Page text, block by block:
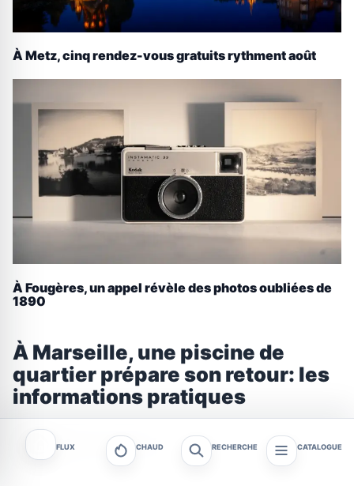
À Metz, cinq rendez-vous gratuits rythment août
À Fougères, un appel révèle des photos oubliées de
1890
À Marseille, une piscine de
quartier prépare son retour: les
informations pratiques
Rédaction tagafruit.fr
2026-07-31 17:46 3 MIN. DE LECTURE
FLUX CHAUD RECHERCHE CATALOGUE